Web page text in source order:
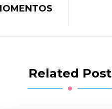
Related Post